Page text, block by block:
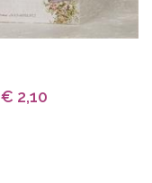
€ 2,10